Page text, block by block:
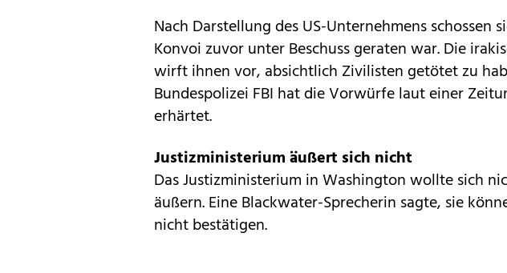
Nach Darstellung des US-Unternehmens schossen
Konvoi zuvor unter Beschuss geraten war. Die
wirft ihnen vor, absichtlich Zivilisten getötet zu
Bundespolizei FBI hat die Vorwürfe laut einer
erhärtet.
Justizministerium äußert sich nicht
Das Justizministerium in Washington wollte sich
äußern. Eine Blackwater-Sprecherin sagte, sie
nicht bestätigen.